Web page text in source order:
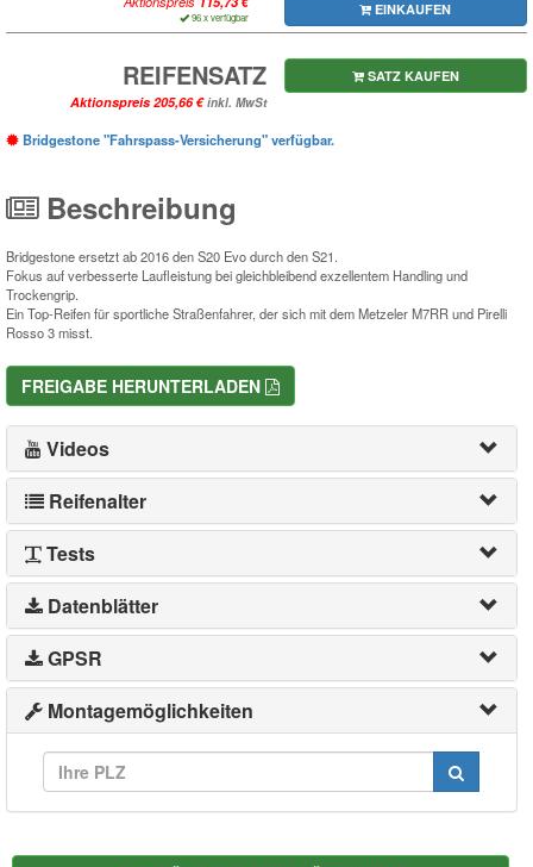
96 x verfügbar EINKAUFEN
REIFENSATZ
Aktionspreis inkl. MwSt
SATZ KAUFEN
Bridgestone "Fahrspass-Versicherung" verfügbar.
Beschreibung
Bridgestone ersetzt ab 2016 den S20 Evo durch den S21.
Fokus auf verbesserte Laufleistung bei gleichbleibend exzellentem Handling und
Trockengrip.
Ein Top-Reifen für sportliche Straßenfahrer, der sich mit dem Metzeler M7RR und Pirelli
Rosso 3 misst.
FREIGABE HERUNTERLADEN
Videos
Reifenalter
Tests
Datenblätter
GPSR
Montagemöglichkeiten